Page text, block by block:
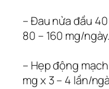
– Ðau nửa đầu
80 – 160 mg/ngày.
– Hẹp động
mg x 3 – 4 lần/